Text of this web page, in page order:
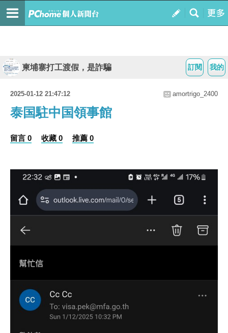
我的
訂閱
柬埔寨打工渡假，是詐騙
2025-01-12 21:47:12 amortrigo_2400
泰国駐中国領事館
留言 0 收藏 0 推薦 0